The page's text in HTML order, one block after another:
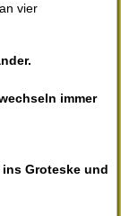
vier
immer
Groteske und